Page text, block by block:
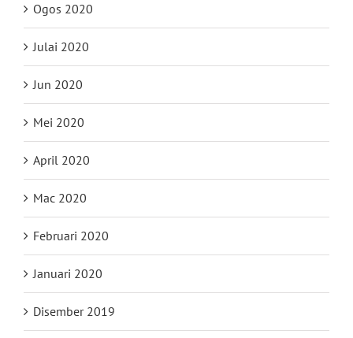
Ogos 2020
Julai 2020
Jun 2020
Mei 2020
April 2020
Mac 2020
Februari 2020
Januari 2020
Disember 2019